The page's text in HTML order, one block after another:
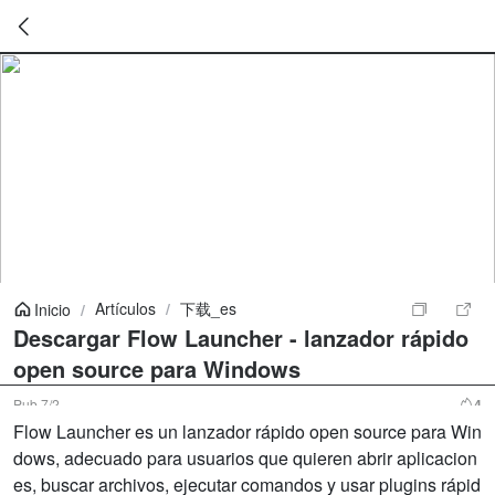
Inicio / Artículos / 下载_es
Descargar Flow Launcher - lanzador rápido
open source para Windows
Pub 7/2 4
Flow Launcher es un lanzador rápido open source para Win
dows, adecuado para usuarios que quieren abrir aplicacion
es, buscar archivos, ejecutar comandos y usar plugins rápid